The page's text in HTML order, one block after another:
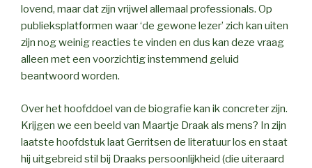
lovend, maar dat zijn vrijwel allemaal professionals. Op
publieksplatformen waar ‘de gewone lezer’ zich kan uiten
zijn nog weinig reacties te vinden en dus kan deze vraag
alleen met een voorzichtig instemmend geluid
beantwoord worden.
Over het hoofddoel van de biografie kan ik concreter zijn.
Krijgen we een beeld van Maartje Draak als mens? In zijn
laatste hoofdstuk laat Gerritsen de literatuur los en staat
hij uitgebreid stil bij Draaks persoonlijkheid (die uiteraard